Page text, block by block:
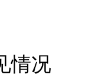
情况